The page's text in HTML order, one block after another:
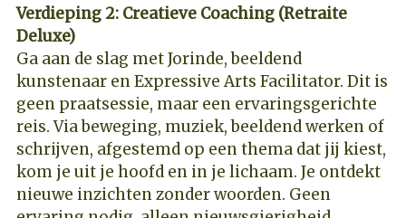
Verdieping 2: Creatieve Coaching (Retraite
Deluxe)
Ga aan de slag met Jorinde, beeldend
kunstenaar en Expressive Arts Facilitator. Dit is
geen praatsessie, maar een ervaringsgerichte
reis. Via beweging, muziek, beeldend werken of
schrijven, afgestemd op een thema dat jij kiest,
kom je uit je hoofd en in je lichaam. Je ontdekt
nieuwe inzichten zonder woorden. Geen